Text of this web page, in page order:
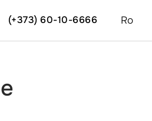
Ro
(+373) 60-10-6666